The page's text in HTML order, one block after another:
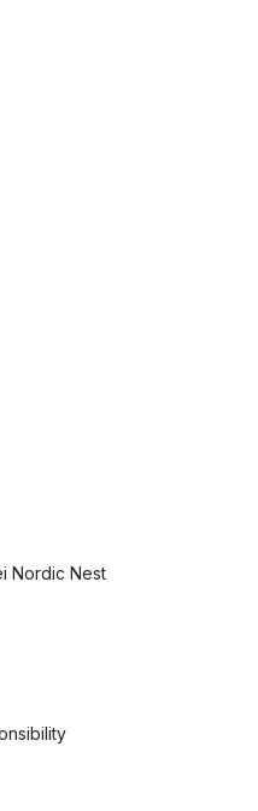
Nordic Nest